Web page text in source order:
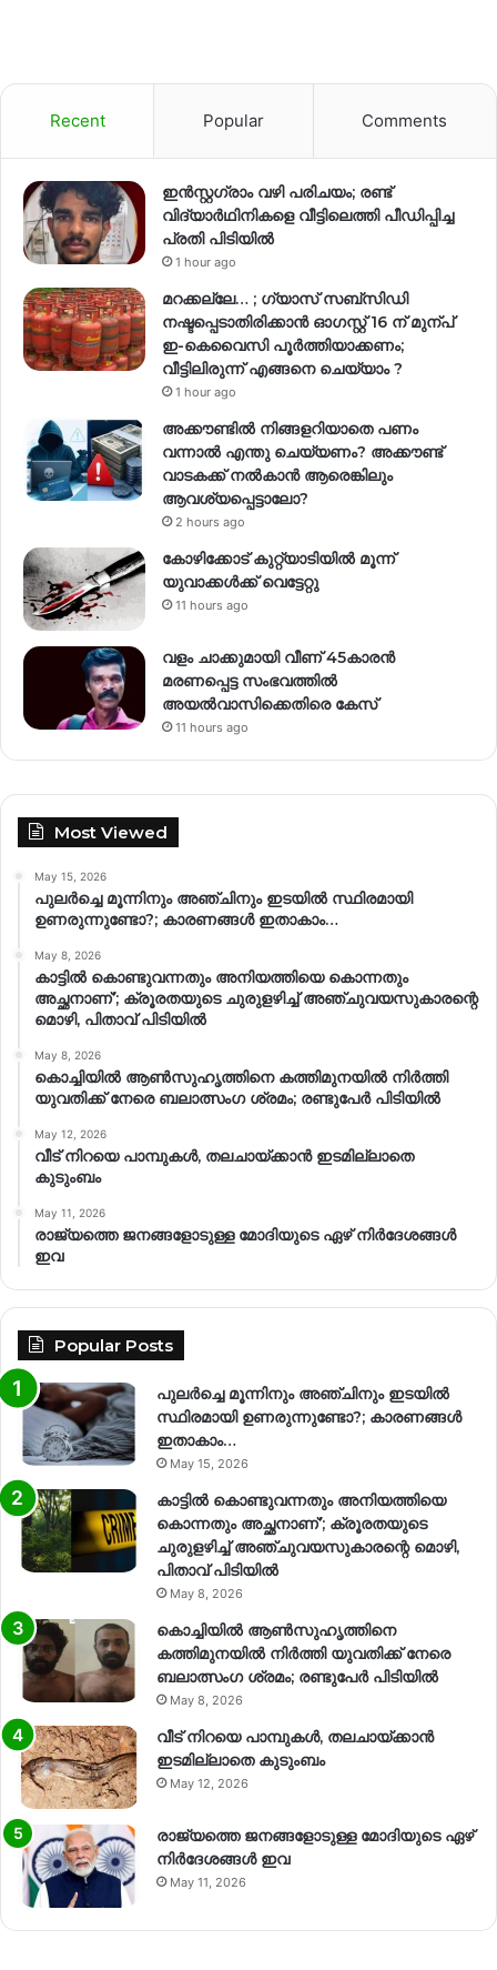
Recent Popular Comments
ഇന്‍സ്റ്റഗ്രാം വഴി പരിചയം; രണ്ട്
വിദ്യാര്‍ഥിനികളെ വീട്ടിലെത്തി പീഡിപ്പിച്ച
പ്രതി പിടിയിൽ
1 hour ago
മറക്കല്ലേ… ; ഗ്യാസ് സബ്സിഡി
നഷ്ടപ്പെടാതിരിക്കാൻ ഓഗസ്റ്റ് 16 ന് മുന്പ്
ഇ-കെവൈസി പൂർത്തിയാക്കണം;
വീട്ടിലിരുന്ന് എങ്ങനെ ചെയ്യാം ?
1 hour ago
അക്കൗണ്ടില്‍ നിങ്ങളറിയാതെ പണം
വന്നാല്‍ എന്തു ചെയ്യണം? അക്കൗണ്ട്
വാടകക്ക് നല്‍കാന്‍ ആരെങ്കിലും
ആവശ്യപ്പെട്ടാലോ?
2 hours ago
കോഴിക്കോട് കുറ്റ്യാടിയിൽ മൂന്ന്
യുവാക്കൾക്ക് വെട്ടേറ്റു
11 hours ago
വളം ചാക്കുമായി വീണ് 45കാരൻ
മരണപ്പെട്ട സംഭവത്തിൽ
അയൽവാസിക്കെതിരെ കേസ്
11 hours ago
Most Viewed
May 15, 2026
പുലർച്ചെ മൂന്നിനും അഞ്ചിനും ഇടയിൽ സ്ഥിരമായി
ഉണരുന്നുണ്ടോ?; കാരണങ്ങള്‍ ഇതാകാം…
May 8, 2026
കാട്ടിൽ കൊണ്ടുവന്നതും അനിയത്തിയെ കൊന്നതും
അച്ഛനാണ്’; ക്രൂരതയുടെ ചുരുളഴിച്ച് അഞ്ചുവയസുകാരന്റെ
മൊഴി, പിതാവ് പിടിയിൽ
May 8, 2026
കൊച്ചിയിൽ ആൺസുഹൃത്തിനെ കത്തിമുനയിൽ നിർത്തി
യുവതിക്ക് നേരെ ബലാത്സംഗ​ ശ്രമം; രണ്ടുപേർ പിടിയിൽ
May 12, 2026
വീട് നിറയെ പാമ്പുകൾ, തലചായ്ക്കാൻ ഇടമില്ലാതെ
കുടുംബം
May 11, 2026
രാജ്യത്തെ ജനങ്ങളോടുള്ള മോദിയുടെ ഏഴ് നിര്‍ദേശങ്ങള്‍
ഇവ
Popular Posts
പുലർച്ചെ മൂന്നിനും അഞ്ചിനും ഇടയിൽ
സ്ഥിരമായി ഉണരുന്നുണ്ടോ?; കാരണങ്ങള്‍
ഇതാകാം…
May 15, 2026
കാട്ടിൽ കൊണ്ടുവന്നതും അനിയത്തിയെ
കൊന്നതും അച്ഛനാണ്’; ക്രൂരതയുടെ
ചുരുളഴിച്ച് അഞ്ചുവയസുകാരന്റെ മൊഴി,
പിതാവ് പിടിയിൽ
May 8, 2026
കൊച്ചിയിൽ ആൺസുഹൃത്തിനെ
കത്തിമുനയിൽ നിർത്തി യുവതിക്ക് നേരെ
ബലാത്സംഗ​ ശ്രമം; രണ്ടുപേർ പിടിയിൽ
May 8, 2026
വീട് നിറയെ പാമ്പുകൾ, തലചായ്ക്കാൻ
ഇടമില്ലാതെ കുടുംബം
May 12, 2026
രാജ്യത്തെ ജനങ്ങളോടുള്ള മോദിയുടെ ഏഴ്
നിര്‍ദേശങ്ങള്‍ ഇവ
May 11, 2026